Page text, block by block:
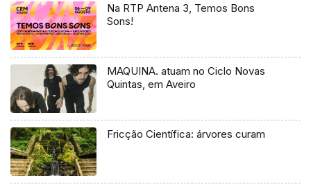
Na RTP Antena 3, Temos Bons
Sons!
MAQUINA. atuam no Ciclo Novas
Quintas, em Aveiro
Fricção Científica: árvores curam